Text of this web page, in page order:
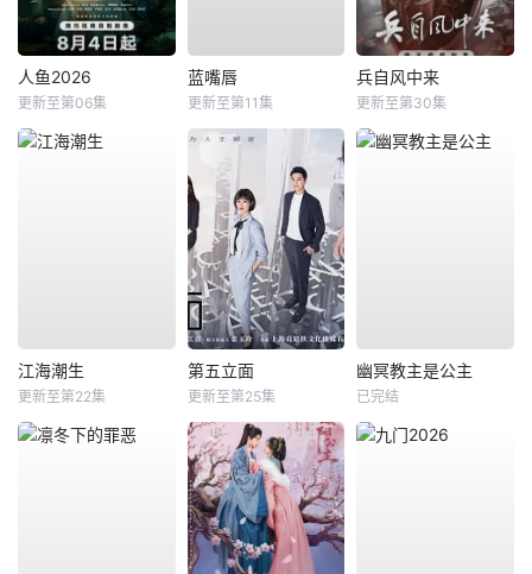
人鱼2026
更新至第06集
蓝嘴唇
更新至第11集
兵自风中来
更新至第30集
江海潮生
更新至第22集
第五立面
更新至第25集
幽冥教主是公主
已完结